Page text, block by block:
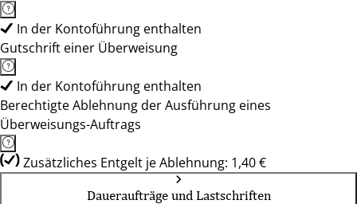
In der Kontoführung enthalten
Gutschrift einer Überweisung
In der Kontoführung enthalten
Berechtigte Ablehnung der Ausführung eines
Überweisungs-Auftrags
Zusätzliches Entgelt je Ablehnung: 1,40 €
Daueraufträge und Lastschriften